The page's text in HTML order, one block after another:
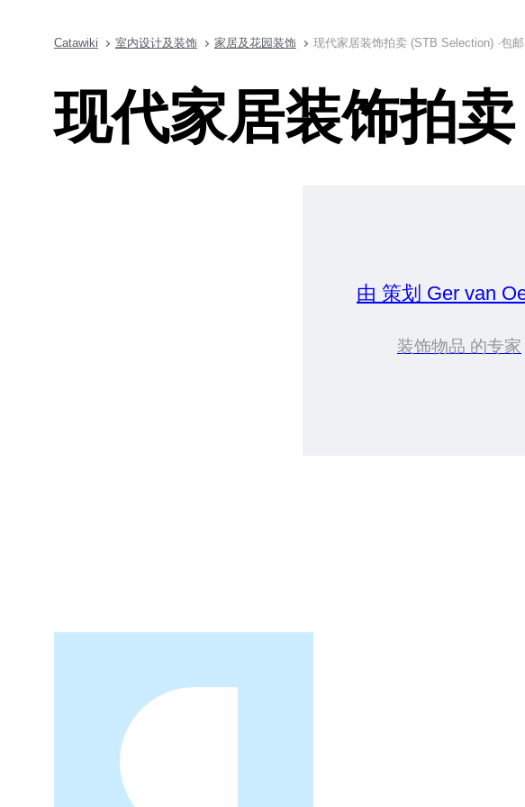
Catawiki 室内设计及装饰 家居及花园装饰 现代家居装饰拍卖 (STB Selection) ·包邮
现代家居装饰拍卖
由 策划 Ger van
装饰物品 的专家